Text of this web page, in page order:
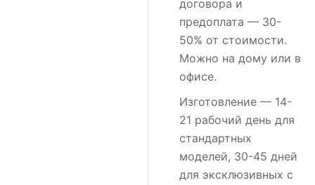
договора и
предоплата — 30-
50% от стоимости.
Можно на дому или в
офисе.
Изготовление — 14-
21 рабочий день для
стандартных
моделей, 30-45 дней
для эксклюзивных с